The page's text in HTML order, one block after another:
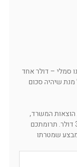
סמלי – דולר אחד
מנת שיהיה סכום
הוצאות המשרד,
ההדפסה ומשלוח התעודה לארץ ולחו"ל הינם כ3 דולר. תרומתכם
שמטרתו